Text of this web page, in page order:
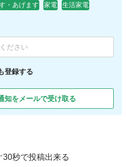
・あげます 家電
生活家電
登録する
知をメールで受け取る
30秒で投稿出来る